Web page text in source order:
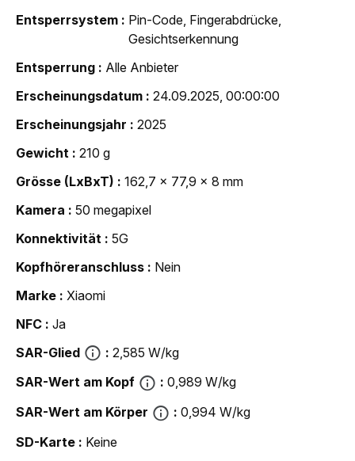
Entsperrsystem
Pin-Code, Fingerabdrücke,
Gesichtserkennung
Entsperrung
Alle Anbieter
Erscheinungsdatum
24.09.2025, 00:00:00
Erscheinungsjahr
2025
Gewicht
210 g
Grösse (LxBxT)
162,7 x 77,9 x 8 mm
Kamera
50 megapixel
Konnektivität
5G
Kopfhöreranschluss
Nein
Marke
Xiaomi
NFC
Ja
SAR-Glied
2,585 W/kg
SAR-Wert am Kopf
0,989 W/kg
SAR-Wert am Körper
0,994 W/kg
SD-Karte
Keine